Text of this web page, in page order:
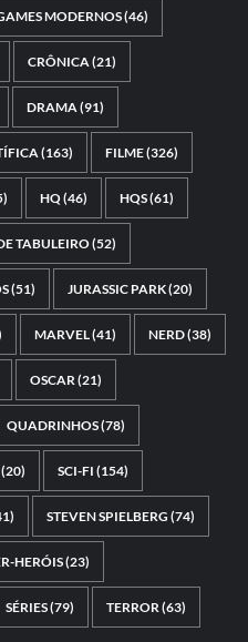
MODERNOS(46)
CRÔNICA(21)
DRAMA(91)
(163) FILME(326)
HQ(46) HQS(61)
TABULEIRO(52)
(51) JURASSIC PARK(20)
MARVEL(41) NERD(38)
OSCAR(21)
QUADRINHOS(78)
(20) SCI-FI (154)
STEVEN SPIELBERG (74)
HERÓIS(23)
SÉRIES(79) TERROR(63)